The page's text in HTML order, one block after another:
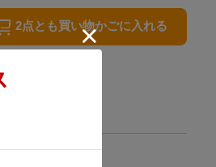
2点とも買い物かごに入れる